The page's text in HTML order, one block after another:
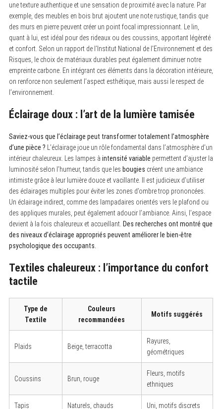
une texture authentique et une sensation de proximité avec la nature. Par
exemple, des meubles en bois brut ajoutent une note rustique, tandis que
des murs en pierre peuvent créer un point focal impressionnant. Le lin,
quant à lui, est idéal pour des rideaux ou des coussins, apportant légèreté
et confort. Selon un rapport de l’Institut National de l’Environnement et des
Risques, le choix de matériaux durables peut également diminuer notre
empreinte carbone. En intégrant ces éléments dans la décoration intérieure,
on renforce non seulement l’aspect esthétique, mais aussi le respect de
l’environnement.
Éclairage doux : l’art de la lumière tamisée
Saviez-vous que l’éclairage peut transformer totalement l’atmosphère
d’une pièce ? L’éclairage joue un rôle fondamental dans l’atmosphère d’un
intérieur chaleureux. Les lampes à intensité variable permettent d’ajuster la
luminosité selon l’humeur, tandis que les bougies créent une ambiance
intimiste grâce à leur lumière douce et vacillante. Il est judicieux d’utiliser
des éclairages multiples pour éviter les zones d’ombre trop prononcées.
Un éclairage indirect, comme des lampadaires orientés vers le plafond ou
des appliques murales, peut également adoucir l’ambiance. Ainsi, l’espace
devient à la fois chaleureux et accueillant. Des recherches ont montré que
des niveaux d’éclairage appropriés peuvent améliorer le bien-être
psychologique des occupants.
Textiles chaleureux : l’importance du confort
tactile
Type de
Textile
Couleurs
recommandées
Motifs suggérés
Plaids Beige, terracotta
Rayures,
géométriques
Coussins Brun, rouge
Fleurs, motifs
ethniques
Tapis Naturels, chauds Uni, motifs discrets
S
e
a
h
o
: